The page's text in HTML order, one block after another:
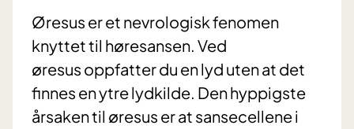
Øresus er et nevrologisk fenomen
knyttet til høresansen. Ved
øresus oppfatter du en lyd uten at det
finnes en ytre lydkilde. Den hyppigste
årsaken til øresus er at sansecellene i